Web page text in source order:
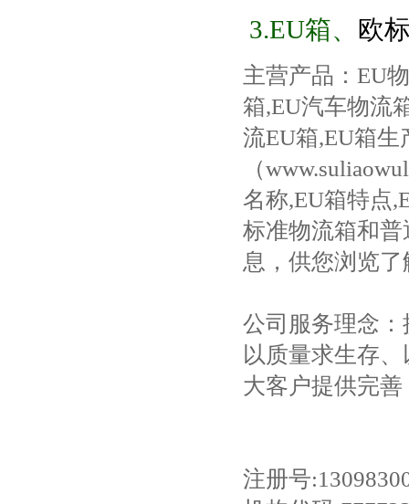
3.EU箱、 欧
主营产品： EU
箱,EU汽车物流
流EU箱,EU箱生
（
名称,EU箱特点
标准物流箱和
息，供您浏览
公司服务理念
以质量求生存
大客户提供完
注册号